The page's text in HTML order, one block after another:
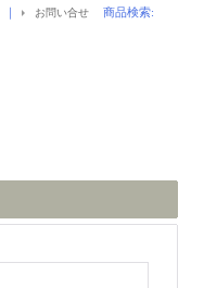
｜ お問い合せ 商品検索: